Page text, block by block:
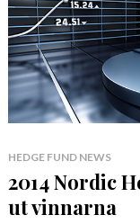
HEDGE FUND NEWS
2014 Nordic
ut vinnarna